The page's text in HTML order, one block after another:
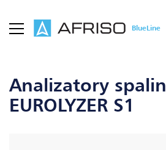
BlueLine
Analizatory spalin
EUROLYZER S1